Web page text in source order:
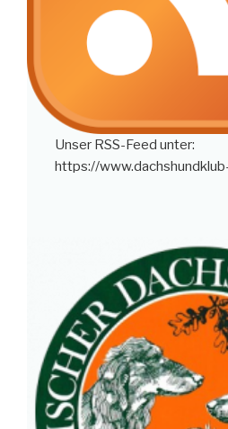
Unser RSS-Feed unter:
https://